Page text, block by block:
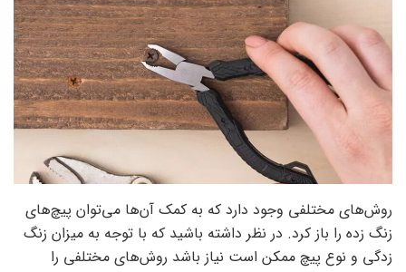
روش‌های مختلفی وجود دارد که به کمک آن‌ها می‌توان پیچ‌های
زنگ زده را باز کرد. در نظر داشته باشید که با توجه به میزان زنگ
زدگی و نوع پیچ ممکن است نیاز باشد روش‌های مختلفی را